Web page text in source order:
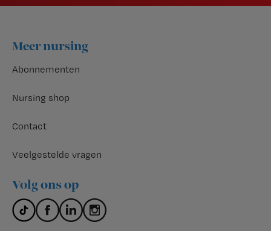
Footer
Meer nursing
Abonnementen
Nursing shop
Contact
Veelgestelde vragen
Volg ons op